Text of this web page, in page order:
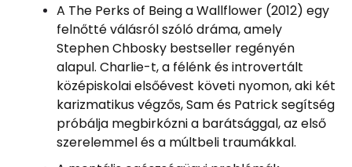
A The Perks of Being a Wallflower (2012) egy
felnőtté válásról szóló dráma, amely
Stephen Chbosky bestseller regényén
alapul. Charlie-t, a félénk és introvertált
középiskolai elsőévest követi nyomon, aki két
karizmatikus végzős, Sam és Patrick segítség
próbálja megbirkózni a barátsággal, az első
szerelemmel és a múltbeli traumákkal.